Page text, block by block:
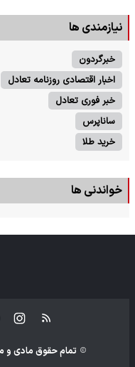
نیازمندی ها
خبرگردون
اخبار اقتصادی روزنامه تعادل
خبر فوری تعادل
ساناپرس
خرید طلا
خواندنی ها
تمام حقوق مادی و